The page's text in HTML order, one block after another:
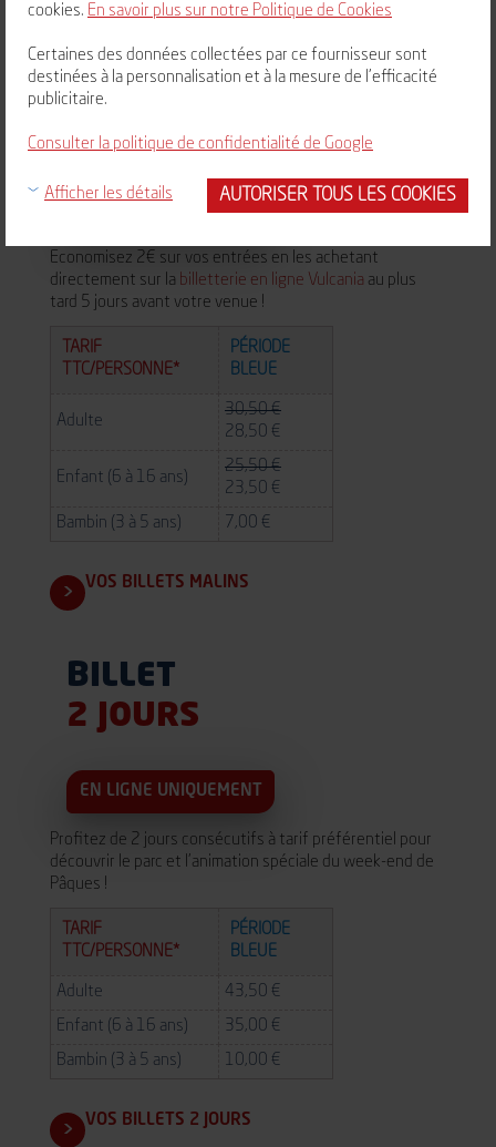
cookies. En savoir plus sur notre Politique de Cookies
Certaines des données collectées par ce fournisseur sont
destinées à la personnalisation et à la mesure de l'efficacité
publicitaire.
Consulter la politique de confidentialité de Google
AUTORISER TOUS LES COOKIES
Afficher les détails
BILLET
MALIN
UNIQUEMENT
Economisez 2€ sur vos entrées en les achetant
directement sur la billetterie en ligne Vulcania au plus
tard 5 jours avant votre venue !
TARIF
TTC/PERSONNE*
PÉRIODE
BLEUE
Adulte
30,50 €
28,50 €
Enfant (6 à 16 ans)
25,50 €
23,50 €
Bambin (3 à 5 ans) 7,00 €
VOS BILLETS MALINS
BILLET
2 JOURS
EN LIGNE UNIQUEMENT
Profitez de 2 jours consécutifs à tarif préférentiel pour
découvrir le parc et l’animation spéciale du week-end de
Pâques !
TARIF
TTC/PERSONNE*
PÉRIODE
BLEUE
Adulte 43,50 €
Enfant (6 à 16 ans) 35,00 €
Bambin (3 à 5 ans) 10,00 €
VOS BILLETS 2 JOURS